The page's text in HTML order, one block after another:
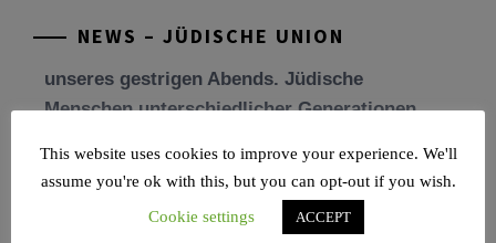
NEWS – JÜDISCHE UNION
Menschen unterschiedlicher Generationen,
Tisch’a beAw 5786
Am 9. Aw, an Tisch’a beAw, erinnern wir uns
an die Zerstörung des Ersten und
[weiterlesen]
This website uses cookies to improve your experience. We'll
assume you're ok with this, but you can opt-out if you wish.
Cookie settings
ACCEPT